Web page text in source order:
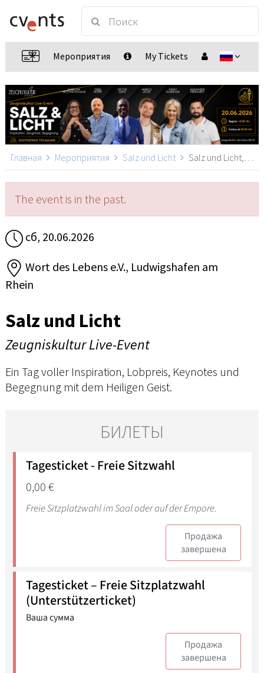
Мероприятия My Tickets
Главная Мероприятия Salz und Licht Salz und Licht, Ludwigshafen am Rhein
The event is in the past.
сб, 20.06.2026
Wort des Lebens e.V., Ludwigshafen am
Rhein
Salz und Licht
Zeugniskultur Live-Event
Ein Tag voller Inspiration, Lobpreis, Keynotes und
Begegnung mit dem Heiligen Geist.